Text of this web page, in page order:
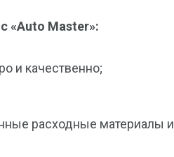
«Auto Master»:
и качественно;
расходные материалы